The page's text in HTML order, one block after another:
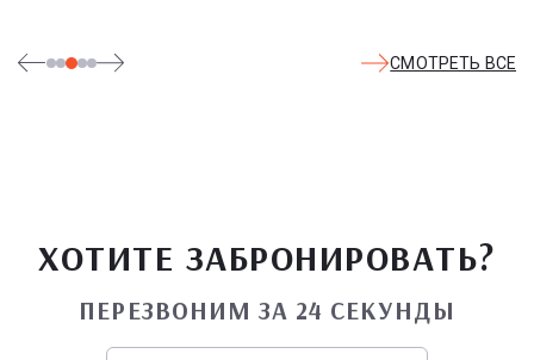
СМОТРЕТЬ ВСЕ
ХОТИТЕ ЗАБРОНИРОВАТЬ?
ПЕРЕЗВОНИМ ЗА 24 СЕКУНДЫ